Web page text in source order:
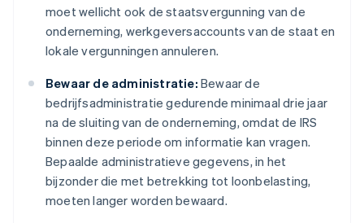
moet wellicht ook de staatsvergunning van de
onderneming, werkgeversaccounts van de staat en
lokale vergunningen annuleren.
Bewaar de administratie: Bewaar de
bedrijfsadministratie gedurende minimaal drie jaar
na de sluiting van de onderneming, omdat de IRS
binnen deze periode om informatie kan vragen.
Bepaalde administratieve gegevens, in het
bijzonder die met betrekking tot loonbelasting,
moeten langer worden bewaard.